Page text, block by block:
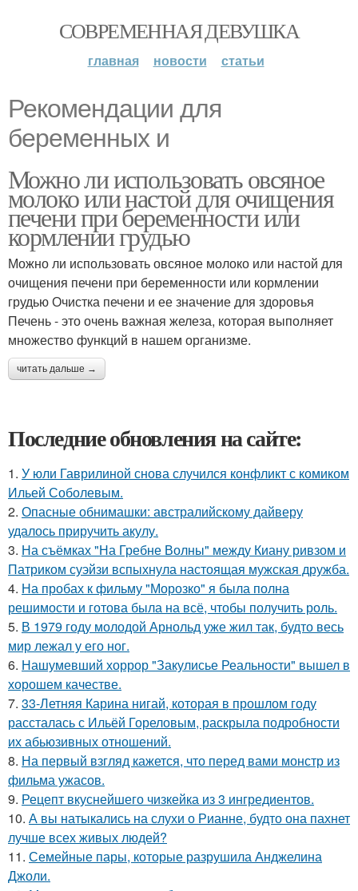
СОВРЕМЕННАЯ ДЕВУШКА
главная новости статьи
Рекомендации для
беременных и
Можно ли использовать овсяное
молоко или настой для очищения
печени при беременности или
кормлении грудью
Можно ли использовать овсяное молоко или настой для
очищения печени при беременности или кормлении
грудью Очистка печени и ее значение для здоровья
Печень - это очень важная железа, которая выполняет
множество функций в нашем организме.
читать дальше →
Последние обновления на сайте:
1. У юли Гаврилиной снова случился конфликт с комиком
Ильей Соболевым.
2. Опасные обнимашки: австралийскому дайверу
удалось приручить акулу.
3. На съёмках "На Гребне Волны" между Киану ривзом и
Патриком суэйзи вспыхнула настоящая мужская дружба.
4. На пробах к фильму "Морозко" я была полна
решимости и готова была на всё, чтобы получить роль.
5. В 1979 году молодой Арнольд уже жил так, будто весь
мир лежал у его ног.
6. Нашумевший хоррор "Закулисье Реальности" вышел в
хорошем качестве.
7. 33-Летняя Карина нигай, которая в прошлом году
рассталась с Ильёй Гореловым, раскрыла подробности
их абьюзивных отношений.
8. На первый взгляд кажется, что перед вами монстр из
фильма ужасов.
9. Рецепт вкуснейшего чизкейка из 3 ингредиентов.
10. А вы натыкались на слухи о Рианне, будто она пахнет
лучше всех живых людей?
11. Семейные пары, которые разрушила Анджелина
Джоли.